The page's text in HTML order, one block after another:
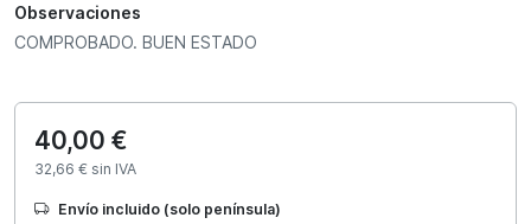
Observaciones
COMPROBADO. BUEN ESTADO
40,00 €
32,66 € sin IVA
Envío incluido (solo península)